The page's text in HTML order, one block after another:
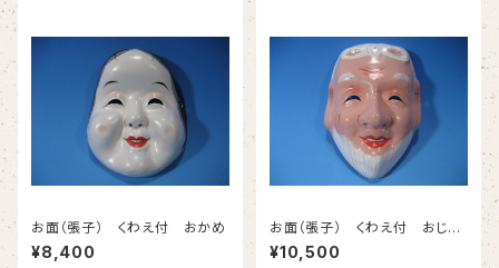
お面（張子） くわえ付 おかめ
¥8,400
お面（張子） くわえ付 おじい
さん
¥10,500